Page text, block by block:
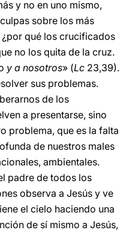
y no en uno mismo,
sobre los más
qué los crucificados
no los quita de la cruz.
y a nosotros» (Lc 23,39).
sus problemas.
de los
a presentarse, sino
problema, que es la falta
de nuestros males
ambientales.
padre de todos los
observa a Jesús y ve
el cielo haciendo una
de sí mismo a Jesús,